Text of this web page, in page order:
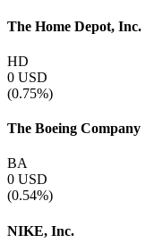
The Home Depot, Inc.
HD
0 USD
(0.75%)
The Boeing Company
BA
0 USD
(0.54%)
NIKE, Inc.